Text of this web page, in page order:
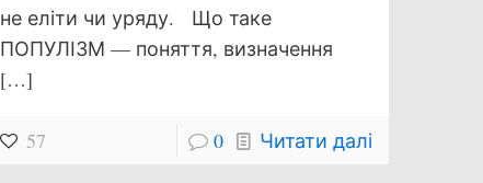
не еліти чи уряду. Що таке
ПОПУЛІЗМ — ​​поняття, визначення
[…]
57 0 Читати далі